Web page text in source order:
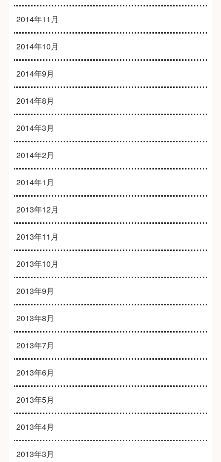
2014年11月
2014年10月
2014年9月
2014年8月
2014年3月
2014年2月
2014年1月
2013年12月
2013年11月
2013年10月
2013年9月
2013年8月
2013年7月
2013年6月
2013年5月
2013年4月
2013年3月